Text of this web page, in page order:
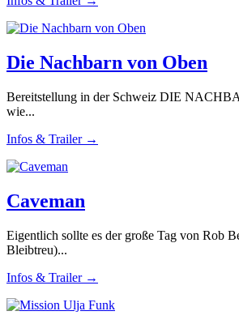
Die Nachbarn von Oben
Bereitstellung in der Schweiz DIE
wie...
Infos & Trailer →
Caveman
Eigentlich sollte es der große Tag von Rob
Bleibtreu)...
Infos & Trailer →